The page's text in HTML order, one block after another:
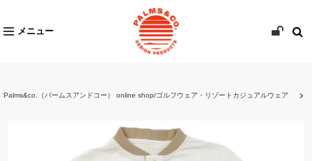
メニュー
Palms&co.（パームスアンドコー） online shop/ゴルフウェア・リゾートカジュアルウェア